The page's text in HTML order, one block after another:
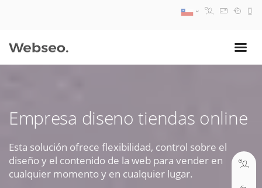
Empresa diseno tiendas online
Esta solución ofrece flexibilidad, control sobre el
diseño y el contenido de la web para vender en
cualquier momento y en cualquier lugar.
09:30 AM A 18:30 PM
soporte@webseo.cl